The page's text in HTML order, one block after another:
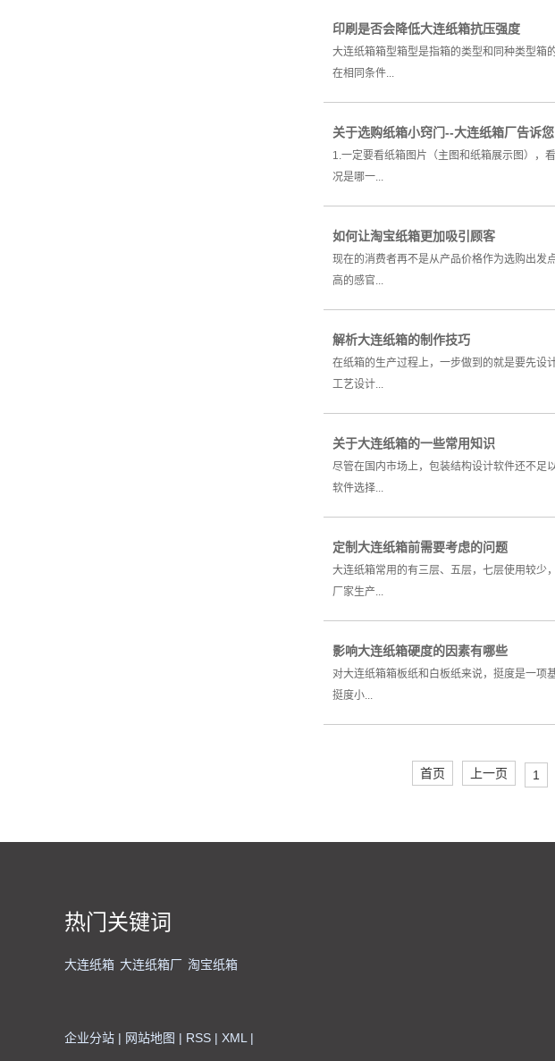
印刷是否会降低大连纸箱抗压强度
大连纸箱箱型箱型是指箱的类型和同种类型箱
在相同条件...
关于选购纸箱小窍门--大连纸箱厂告诉您
1.一定要看纸箱图片（主图和纸箱展示图），
况是哪一...
如何让淘宝纸箱更加吸引顾客
现在的消费者再不是从产品价格作为选购出发
高的感官...
解析大连纸箱的制作技巧
在纸箱的生产过程上，一步做到的就是要先设
工艺设计...
关于大连纸箱的一些常用知识
尽管在国内市场上，包装结构设计软件还不足
软件选择...
定制大连纸箱前需要考虑的问题
大连纸箱常用的有三层、五层，七层使用较少
厂家生产...
影响大连纸箱硬度的因素有哪些
对大连纸箱箱板纸和白板纸来说，挺度是一项
挺度小...
首页 上一页 1
热门关键词
大连纸箱 大连纸箱厂 淘宝纸箱
企业分站 | 网站地图 | RSS | XML|